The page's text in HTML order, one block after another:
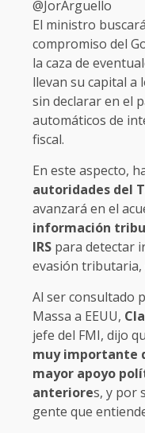
@JorArguello
El ministro
compromiso del
la caza de
llevan su capital a
sin declarar en el
automáticos de
fiscal.
En este aspecto,
autoridades del
avanzará en el
información
IRS para detectar
evasión
Al ser consultado
Massa a EEUU,
jefe del FMI, dijo
muy importante
mayor apoyo
anteriores, y por
gente que